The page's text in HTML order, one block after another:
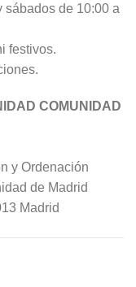
sábados de 10:00 a
festivos.
COMUNIDAD
y Ordenación
de Madrid
Madrid